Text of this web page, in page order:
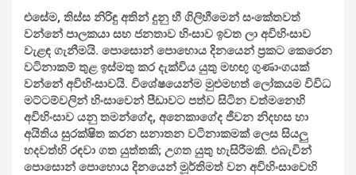
එසේම, තිස්ස නිරිඳු අතින් දුනු හී ගිලිහීමෙන් සංකේතවත්
වන්නේ පාලකයා සහ ජනතාව හිංසාව ඉවත ලා අවිහිංසාව
වැළඳ ගැනීමයි. පොසොන් පොහොය දිනයෙන් ප්‍රකට කෙරෙන
වටිනාකම් තුළ ඉස්මතු කර දැක්විය යුතු මහඟු ගුණාංගයක්
වන්නේ අවිහිංසාවයි. විශේෂයෙන්ම මුළුමහත් ලෝකයම විවිධ
මට්ටම්වලින් හිංසාවෙන් පීඩාවට පත්ව සිටින වත්මනෙහි
අවිහිංසාව යනු තමන්ගේද, අනෙකාගේද ජීවන නිදහස හා
අයිතිය සුරක්ෂිත කරන සනාතන වටිනාකමක් ලෙස සියලු
හදවත්හි රඳවා ගත යුත්තකි; උගත යුතු හැසිරීමකි. එබැවින්
පොසොන් පොහොය දිනයෙන් මූර්තිමත් වන අවිහිංසාවෙහි